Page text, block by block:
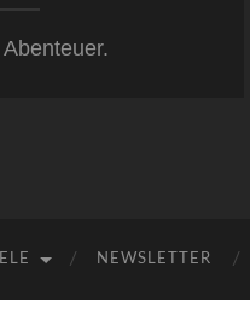
NEWSLETTER